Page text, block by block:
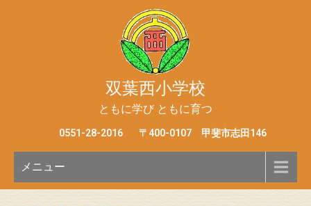
双葉西小学校
ともに学び ともに育つ
0551-28-2016 〒400-0107 甲斐市志田146
メニュー